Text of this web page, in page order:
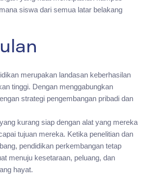
siswa dari semua latar belakang
merupakan landasan keberhasilan
tinggi. Dengan menggabungkan
strategi pengembangan pribadi dan
kurang siap dengan alat yang mereka
tujuan mereka. Ketika penelitian dan
pendidikan perkembangan tetap
menuju kesetaraan, peluang, dan
hayat.